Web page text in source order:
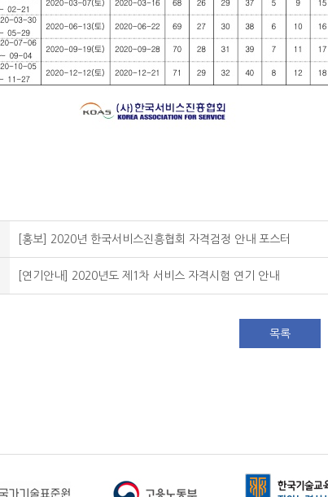
[홍보] 2020년 한국서비스진흥협회 자격검정 안내 포스터
[연기안내] 2020년도 제1차 서비스 자격시험 연기 안내
목록